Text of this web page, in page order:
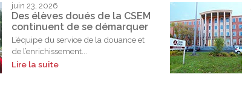
juin 23, 2026
Des élèves doués de la CSEM
continuent de se démarquer
L’équipe du service de la douance et
de l’enrichissement...
Lire la suite